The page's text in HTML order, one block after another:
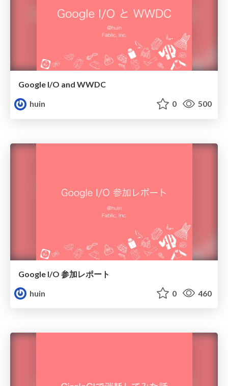
Google I/O and WWDC
huin
0 500
Google I/O 参加レポート
huin
0 460